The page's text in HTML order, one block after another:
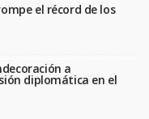
el récord de los
a
diplomática en el